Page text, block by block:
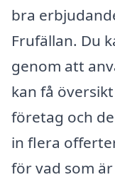
bra
Frufällan. Du
genom att
kan få
företag och
in flera
för vad som